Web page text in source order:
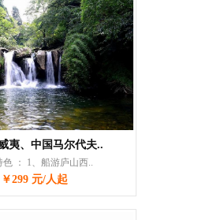
夷、中国马尔代夫..
： 1、船游庐山西..
￥299 元/人起